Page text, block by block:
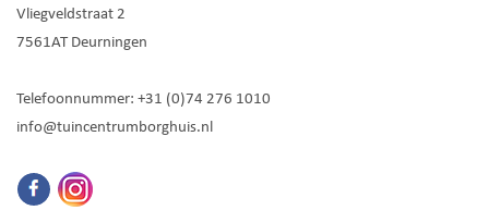
Vliegveldstraat 2
7561AT Deurningen
Telefoonnummer: +31 (0)74 276 1010
info@tuincentrumborghuis.nl